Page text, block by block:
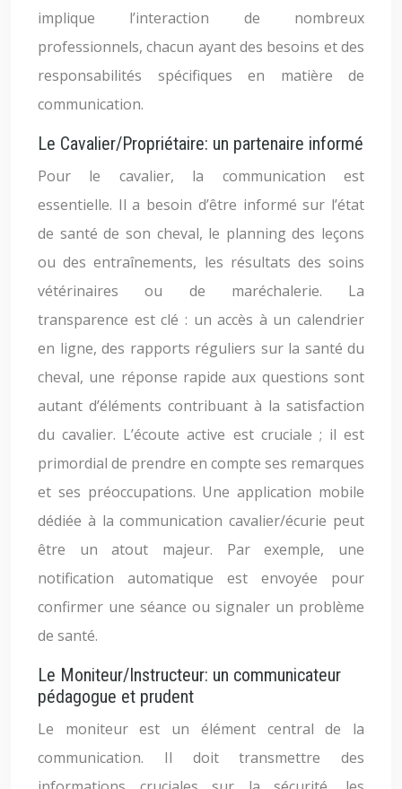
implique l’interaction de nombreux
professionnels, chacun ayant des besoins et des
responsabilités spécifiques en matière de
communication.
Le Cavalier/Propriétaire: un partenaire informé
Pour le cavalier, la communication est
essentielle. Il a besoin d’être informé sur l’état
de santé de son cheval, le planning des leçons
ou des entraînements, les résultats des soins
vétérinaires ou de maréchalerie. La
transparence est clé : un accès à un calendrier
en ligne, des rapports réguliers sur la santé du
cheval, une réponse rapide aux questions sont
autant d’éléments contribuant à la satisfaction
du cavalier. L’écoute active est cruciale ; il est
primordial de prendre en compte ses remarques
et ses préoccupations. Une application mobile
dédiée à la communication cavalier/écurie peut
être un atout majeur. Par exemple, une
notification automatique est envoyée pour
confirmer une séance ou signaler un problème
de santé.
Le Moniteur/Instructeur: un communicateur
pédagogue et prudent
Le moniteur est un élément central de la
communication. Il doit transmettre des